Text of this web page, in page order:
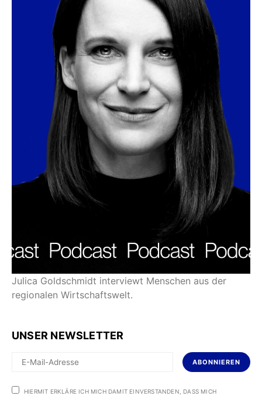
Julica Goldschmidt interviewt Menschen aus der
regionalen Wirtschaftswelt.
UNSER NEWSLETTER
ABONNIEREN
HIERMIT ERKLÄRE ICH MICH DAMIT EINVERSTANDEN, DASS MICH